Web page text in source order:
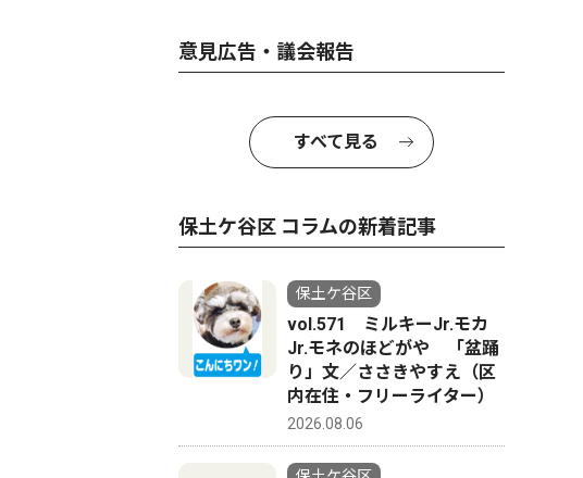
意見広告・議会報告
すべて見る
保土ケ谷区 コラムの新着記事
保土ケ谷区
vol.571 ミルキーJr.モカ
Jr.モネのほどがや 「盆踊
り」文／ささきやすえ（区
内在住・フリーライター）
2026.08.06